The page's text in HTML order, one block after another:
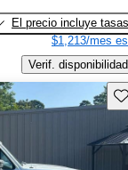
El precio incluye tasas
$1,213/mes
Verif. disponibilidad